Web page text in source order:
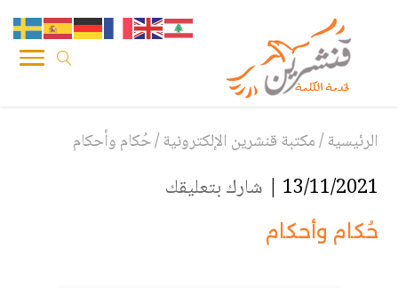
الرئيسية/مكتبة قنشرين الإلكترونية/حُكام وأحكام
13/11/2021 | شارك بتعليقك
حُكام وأحكام